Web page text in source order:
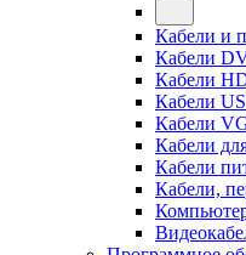
Кабели и
Кабели
Кабели
Кабели
Кабели
Кабели
Кабели
Кабели,